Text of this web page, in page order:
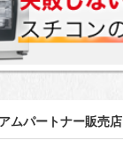
ムパートナー販売店